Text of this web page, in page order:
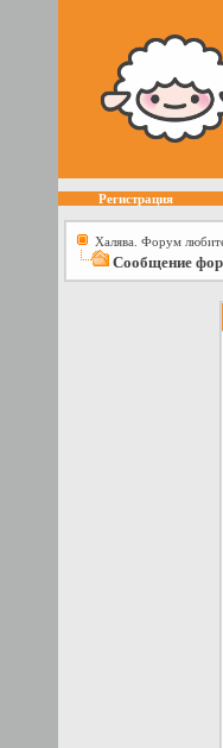
Регистрация
Халява. Форум
Сообщение